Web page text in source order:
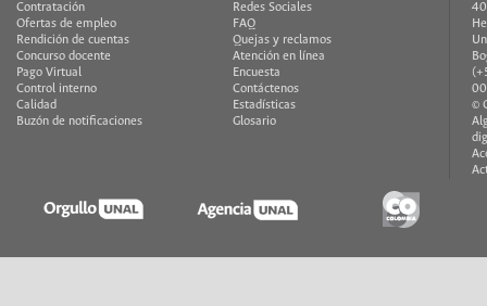
Contratación
Ofertas de empleo
Rendición de cuentas
Concurso docente
Pago Virtual
Control interno
Calidad
Buzón de notificaciones
Redes Sociales
FAQ
Quejas y reclamos
Atención en línea
Encuesta
Contáctenos
Estadísticas
Glosario
©